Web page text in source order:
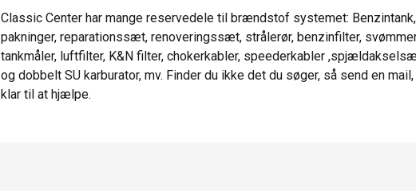
Classic Center har mange reservedele til brændstof systemet:
pakninger, reparationssæt, renoveringssæt, strålerør, benzinfilter,
tankmåler, luftfilter, K&N filter, chokerkabler, speederkabler
og dobbelt SU karburator, mv. Finder du ikke det du søger, så send en
klar til at hjælpe.